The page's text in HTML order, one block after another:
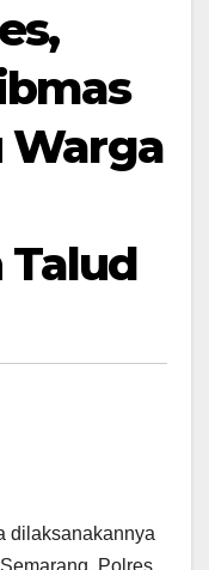
Warga
dilaksanakannya